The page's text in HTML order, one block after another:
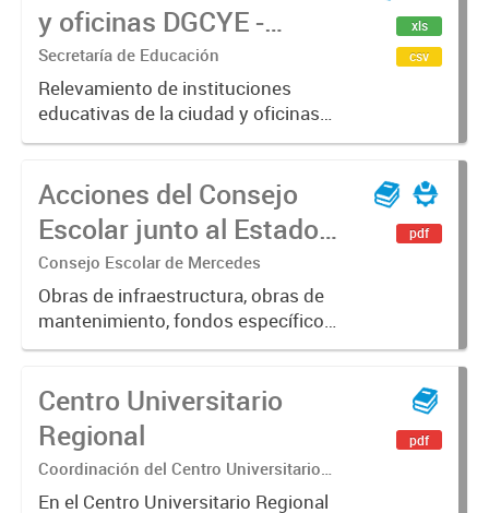
junto al sistema educativo...
y oficinas DGCYE -
Relevamiento 2021
Secretaría de Educación
Relevamiento de instituciones
educativas de la ciudad y oficinas
de la Dirección General de Cultura y
contacto y modalidad.
xls
csv
Acciones del Consejo
Escolar junto al Estado
Provincial y Nacional
Consejo Escolar de Mercedes
Obras de infraestructura, obras de
mantenimiento, fondos específicos,
Servicio Alimentario Escolar (SAE),
herramientas tecnológicas e
insumos, y otras líneas de trabajo...
pdf
Centro Universitario
Regional
Coordinación del Centro Universitario
Regional (CUR)
En el Centro Universitario Regional
pdf